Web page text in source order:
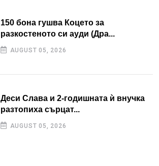
150 бона гушва Коцето за
разкостеното си ауди (Дра...
AUGUST 05, 2026
Деси Слава и 2-годишната ѝ внучка
разтопиха сърцат...
AUGUST 05, 2026